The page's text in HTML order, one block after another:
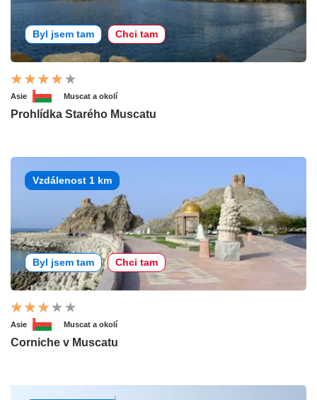
Byl jsem tam Chci tam
Asie Muscat a okolí
Prohlídka Starého Muscatu
Vzdálenost 1 km
Byl jsem tam Chci tam
Asie Muscat a okolí
Corniche v Muscatu